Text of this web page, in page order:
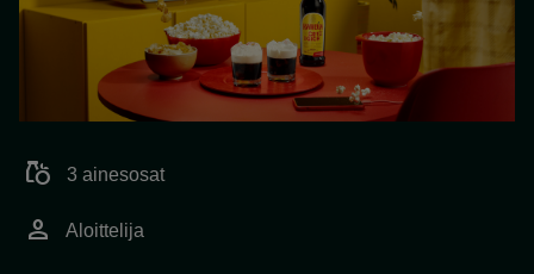
grocery 3 ainesosat
person Aloittelija